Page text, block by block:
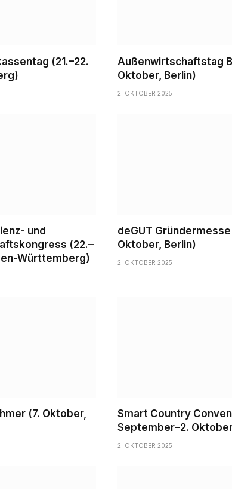
(21.–22.
Außenwirtschaftstag
Oktober, Berlin)
2. OKTOBER 2025
und
(22.–
Württemberg)
deGUT Gründermesse
Oktober, Berlin)
2. OKTOBER 2025
(7. Oktober,
Smart Country
September–2.
2. OKTOBER 2025